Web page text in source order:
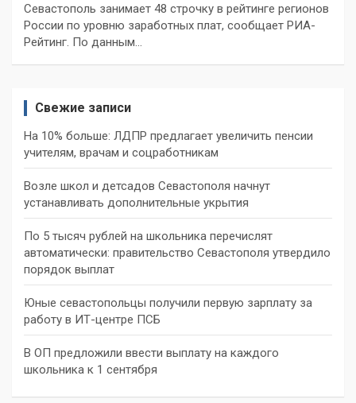
Севастополь занимает 48 строчку в рейтинге регионов
России по уровню заработных плат, сообщает РИА-
Рейтинг. По данным…
Свежие записи
На 10% больше: ЛДПР предлагает увеличить пенсии
учителям, врачам и соцработникам
Возле школ и детсадов Севастополя начнут
устанавливать дополнительные укрытия
По 5 тысяч рублей на школьника перечислят
автоматически: правительство Севастополя утвердило
порядок выплат
Юные севастопольцы получили первую зарплату за
работу в ИТ-центре ПСБ
В ОП предложили ввести выплату на каждого
школьника к 1 сентября